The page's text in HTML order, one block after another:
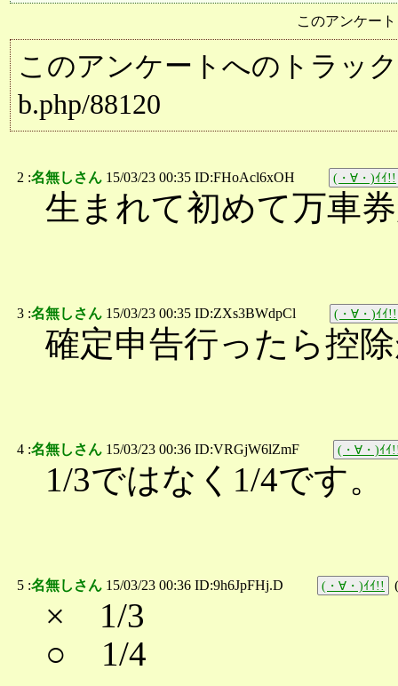
このアンケー
このアンケートへのトラッ
b.php/88120
2 :名無しさん 15/03/23 00:35 ID:FHoAcl6xOH (・∀・)ｲｲ!!
生まれて初めて万車
3 :名無しさん 15/03/23 00:35 ID:ZXs3BWdpCl (・∀・)ｲｲ!!
確定申告行ったら控
4 :名無しさん 15/03/23 00:36 ID:VRGjW6lZmF (・∀・)ｲｲ
1/3ではなく1/4です。
5 :名無しさん 15/03/23 00:36 ID:9h6JpFHj.D (・∀・)ｲｲ!! (
× 1/3
○ 1/4